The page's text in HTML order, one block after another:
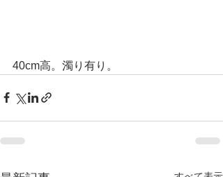
40cm高。濁り有り。